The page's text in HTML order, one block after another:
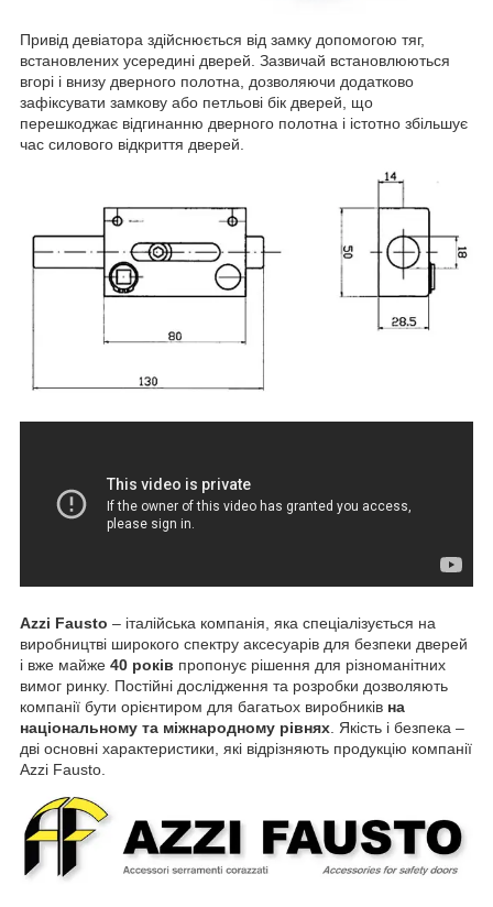
Привід девіатора здійснюється від замку допомогою тяг,
встановлених усередині дверей. Зазвичай встановлюються
вгорі і внизу дверного полотна, дозволяючи додатково
зафіксувати замкову або петльові бік дверей, що
перешкоджає відгинанню дверного полотна і істотно збільшує
час силового відкриття дверей.
Azzi Fausto – італійська компанія, яка спеціалізується на
виробництві широкого спектру аксесуарів для безпеки дверей
і вже майже 40 років пропонує рішення для різноманітних
вимог ринку. Постійні дослідження та розробки дозволяють
компанії бути орієнтиром для багатьох виробників на
національному та міжнародному рівнях . Якість і безпека –
дві основні характеристики, які відрізняють продукцію компанії
Azzi Fausto.